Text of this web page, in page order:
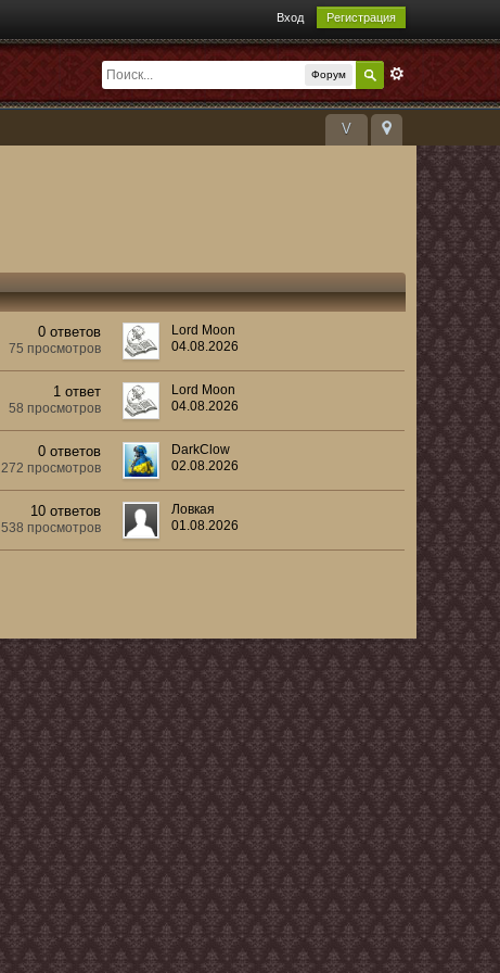
Вход Регистрация
Форум
V
0 ответов
75 просмотров
Lord Moon
04.08.2026
1 ответ
58 просмотров
Lord Moon
04.08.2026
0 ответов
272 просмотров
DarkClow
02.08.2026
10 ответов
538 просмотров
Ловкая
01.08.2026